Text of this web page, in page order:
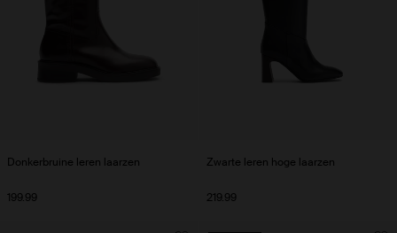
Donkerbruine leren laarzen
199.99
Zwarte leren hoge laarzen
219.99